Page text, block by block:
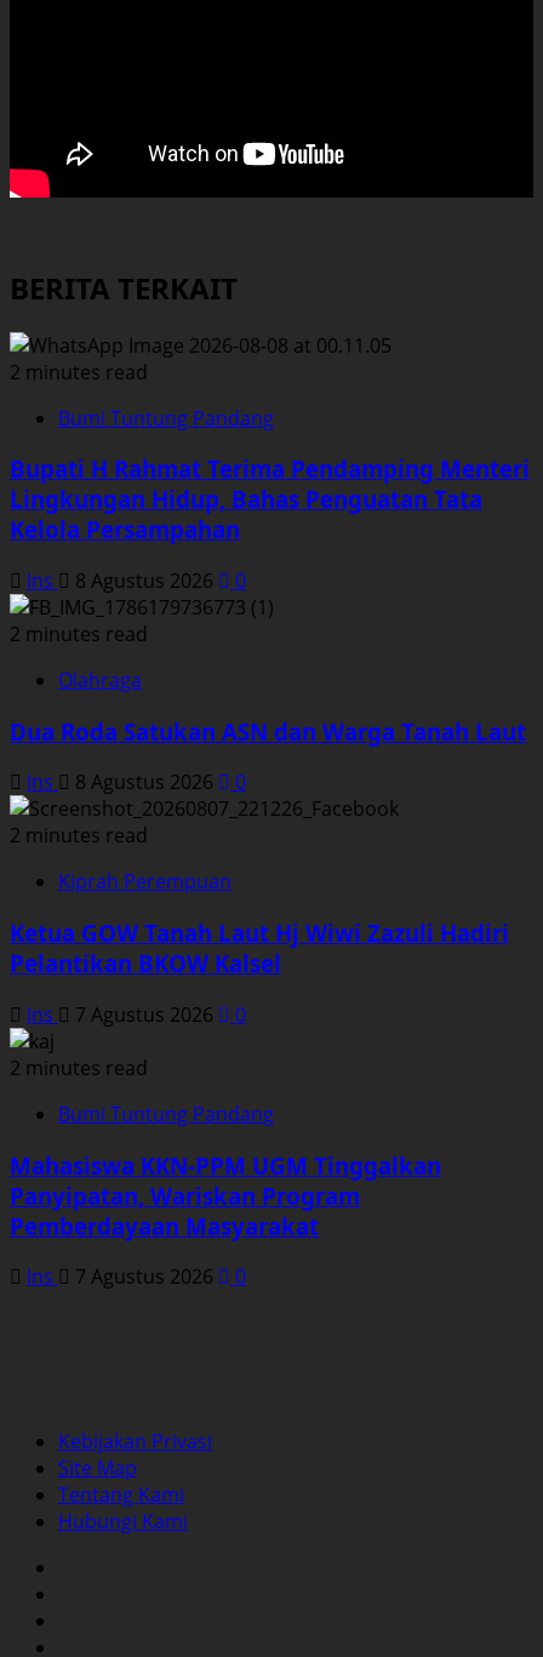
BERITA TERKAIT
2 minutes read
Bumi Tuntung Pandang
Bupati H Rahmat Terima Pendamping Menteri
Lingkungan Hidup, Bahas Penguatan Tata
Kelola Persampahan
Ins 8 Agustus 2026
0
2 minutes read
Olahraga
Dua Roda Satukan ASN dan Warga Tanah Laut
Ins 8 Agustus 2026
0
2 minutes read
Kiprah Perempuan
Ketua GOW Tanah Laut Hj Wiwi Zazuli Hadiri
Pelantikan BKOW Kalsel
Ins 7 Agustus 2026
0
2 minutes read
Bumi Tuntung Pandang
Mahasiswa KKN-PPM UGM Tinggalkan
Panyipatan, Wariskan Program
Pemberdayaan Masyarakat
Ins 7 Agustus 2026 0
Kebijakan Privasi
Site Map
Tentang Kami
Hubungi Kami